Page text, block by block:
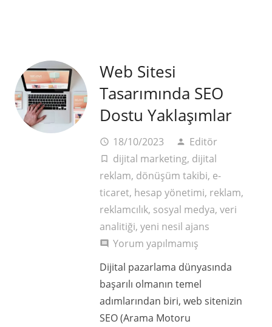
Web Sitesi
Tasarımında SEO
Dostu Yaklaşımlar
access_time 18/10/2023 person Editör
turned_in_not dijital marketing, dijital
reklam, dönüşüm takibi, e-
ticaret, hesap yönetimi, reklam,
reklamcılık, sosyal medya, veri
analitiği, yeni nesil ajans
comment Yorum yapılmamış
Dijital pazarlama dünyasında
başarılı olmanın temel
adımlarından biri, web sitenizin
SEO (Arama Motoru